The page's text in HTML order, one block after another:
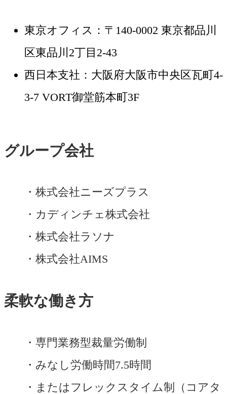
東京オフィス：〒140-0002 東京都品川
区東品川2丁目2-43
西日本支社：大阪府大阪市中央区瓦町4-
3-7 VORT御堂筋本町3F
グループ会社
株式会社ニーズプラス
カディンチェ株式会社
株式会社ラソナ
株式会社AIMS
柔軟な働き方
専門業務型裁量労働制
みなし労働時間7.5時間
またはフレックスタイム制（コアタ